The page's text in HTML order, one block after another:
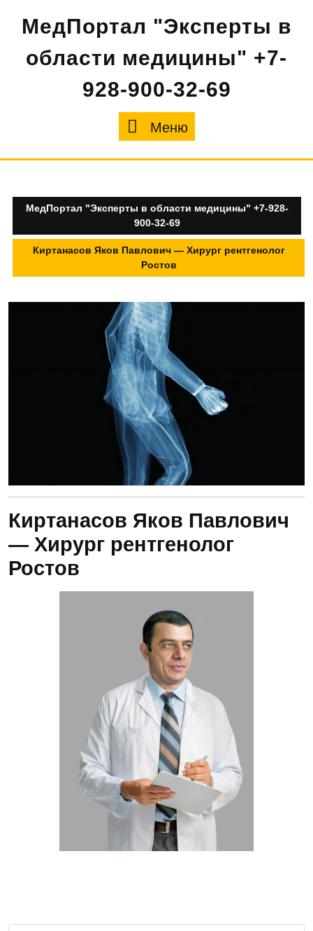
содержимому
МедПортал "Эксперты в
области медицины" +7-
928-900-32-69
Меню
МедПортал "Эксперты в области медицины" +7-928-
900-32-69
Киртанасов Яков Павлович — Хирург рентгенолог
Ростов
Киртанасов Яков Павлович
— Хирург рентгенолог
Ростов